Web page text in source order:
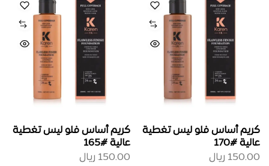
كريم أساس فلو ليس تغطية
عالية #170
150.00 ريال
كريم أساس فلو ليس تغطية
عالية #165
150.00 ريال